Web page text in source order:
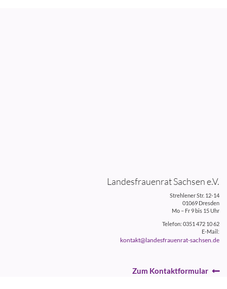
Landesfrauenrat Sachsen e.V.
Strehlener Str. 12-14
01069 Dresden
Mo – Fr 9 bis 15 Uhr
Telefon: 0351 472 10 62
E-Mail:
kontakt@landesfrauenrat-sachsen.de
Zum Kontaktformular